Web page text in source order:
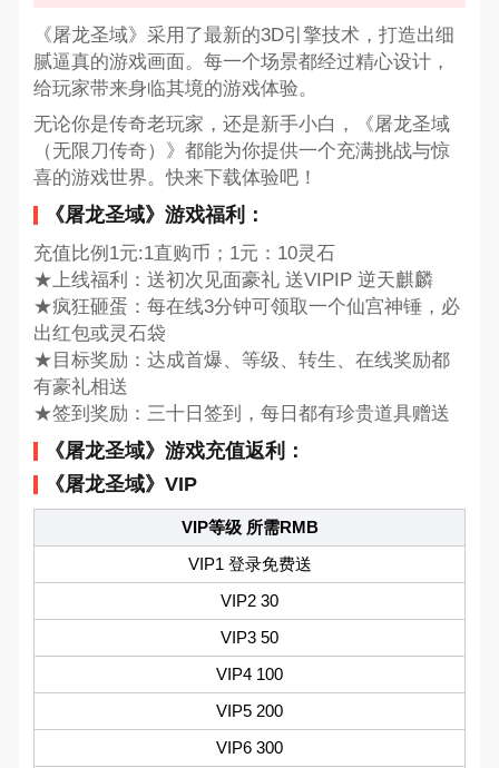
《屠龙圣域》采用了最新的3D引擎技术，打造出细
腻逼真的游戏画面。每一个场景都经过精心设计，
给玩家带来身临其境的游戏体验。
无论你是传奇老玩家，还是新手小白，《屠龙圣域
（无限刀传奇）》都能为你提供一个充满挑战与惊
喜的游戏世界。快来下载体验吧！
《屠龙圣域》游戏福利：
充值比例1元:1直购币；1元：10灵石
★上线福利：送初次见面豪礼 送VIPIP 逆天麒麟
★疯狂砸蛋：每在线3分钟可领取一个仙宫神锤，必
出红包或灵石袋
★目标奖励：达成首爆、等级、转生、在线奖励都
有豪礼相送
★签到奖励：三十日签到，每日都有珍贵道具赠送
《屠龙圣域》游戏充值返利：
《屠龙圣域》VIP
VIP等级 所需RMB
VIP1 登录免费送
VIP2 30
VIP3 50
VIP4 100
VIP5 200
VIP6 300